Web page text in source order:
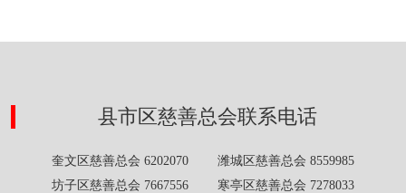
县市区慈善总会联系电话
奎文区慈善总会 6202070 潍城区慈善总会 8559985
坊子区慈善总会 7667556 寒亭区慈善总会 7278033